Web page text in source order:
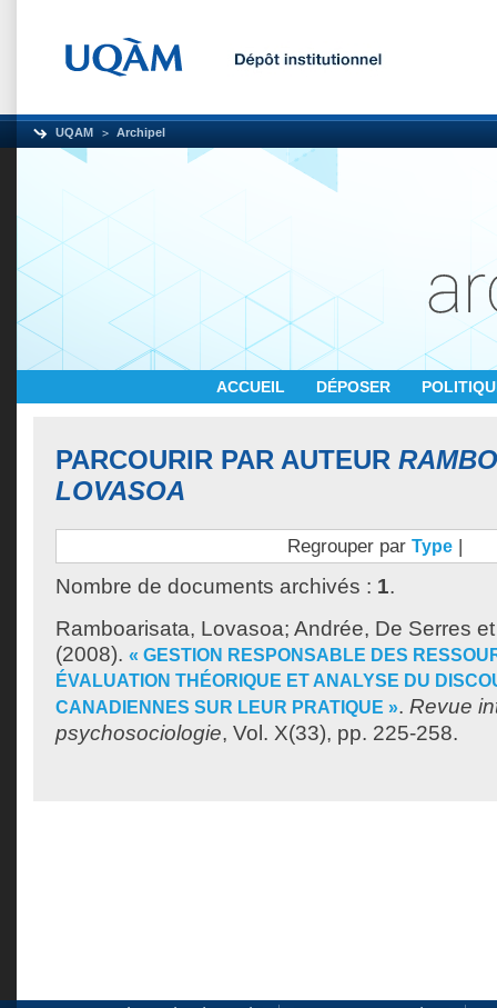
UQAM Archipel
ACCUEIL DÉPOSER
PARCOURIR PAR AUTEUR
LOVASOA
Regrouper par Type |
Nombre de documents archivés : 1.
Ramboarisata, Lovasoa; Andrée, De Serres
(2008). « GESTION RESPONSABLE DES
ÉVALUATION THÉORIQUE ET ANALYSE DU
CANADIENNES SUR LEUR PRATIQUE ». Revue
psychosociologie, Vol. X(33), pp. 225-258.